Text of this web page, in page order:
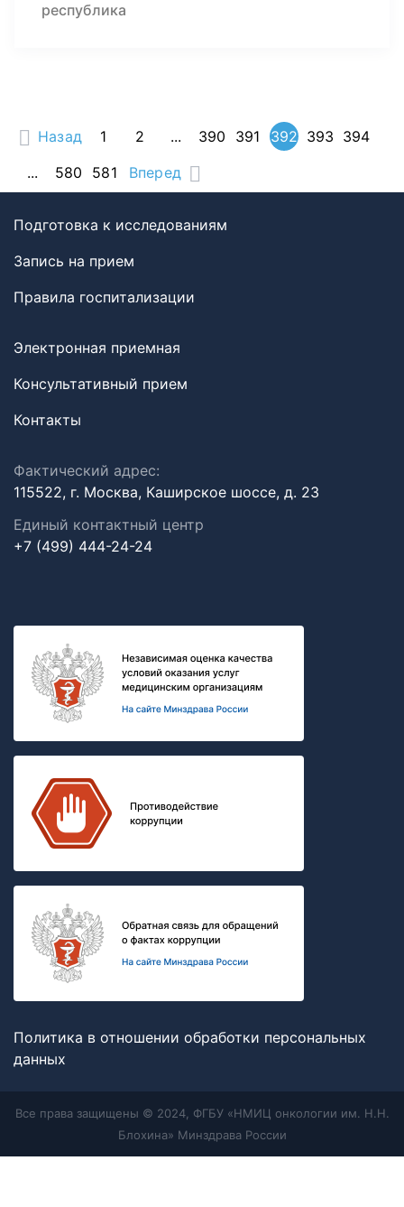
республика
Назад 1 2 ... 390 391 392 393 394
...
580 581 Вперед
Подготовка к исследованиям
Запись на прием
Правила госпитализации
Электронная приемная
Консультативный прием
Контакты
Фактический адрес:
115522, г. Москва, Каширское шоссе, д. 23
Единый контактный центр
+7 (499) 444-24-24
Политика в отношении обработки персональных
данных
Все права защищены © 2024, ФГБУ «НМИЦ онкологии им. Н.Н.
Блохина» Минздрава России